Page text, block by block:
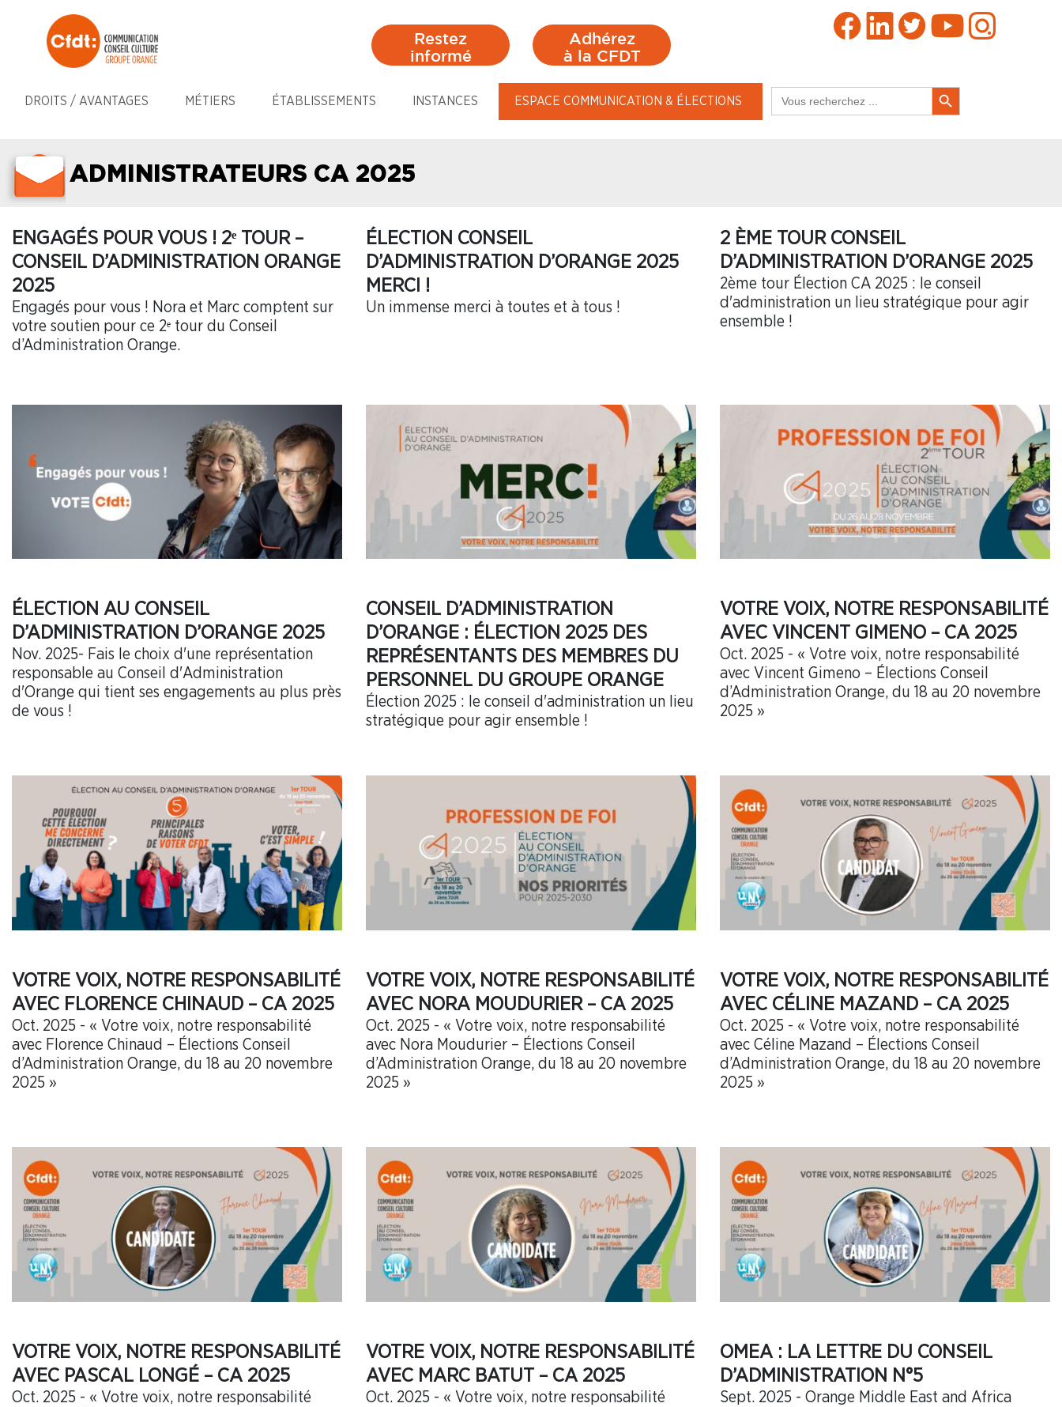
Restez
informé
Adhérez
à la CFDT
DROITS / AVANTAGES MÉTIERS ÉTABLISSEMENTS INSTANCES ESPACE COMMUNICATION & ÉLECTIONS
for:
Search Button
ADMINISTRATEURS CA 2025
ENGAGÉS POUR VOUS ! 2ᵉ TOUR –
CONSEIL D’ADMINISTRATION ORANGE
2025
Engagés pour vous ! Nora et Marc comptent sur
votre soutien pour ce 2ᵉ tour du Conseil
d’Administration Orange.
ÉLECTION CONSEIL
D’ADMINISTRATION D’ORANGE 2025
MERCI !
Un immense merci à toutes et à tous !
2 ÈME TOUR CONSEIL
D’ADMINISTRATION D’ORANGE 2025
2ème tour Élection CA 2025 : le conseil
d'administration un lieu stratégique pour agir
ensemble !
ÉLECTION AU CONSEIL
D’ADMINISTRATION D’ORANGE 2025
Nov. 2025- Fais le choix d'une représentation
responsable au Conseil d'Administration
d'Orange qui tient ses engagements au plus près
de vous !
CONSEIL D’ADMINISTRATION
D’ORANGE : ÉLECTION 2025 DES
REPRÉSENTANTS DES MEMBRES DU
PERSONNEL DU GROUPE ORANGE
Élection 2025 : le conseil d'administration un lieu
stratégique pour agir ensemble !
VOTRE VOIX, NOTRE RESPONSABILITÉ
AVEC VINCENT GIMENO – CA 2025
Oct. 2025 - « Votre voix, notre responsabilité
avec Vincent Gimeno – Élections Conseil
d’Administration Orange, du 18 au 20 novembre
2025 »
VOTRE VOIX, NOTRE RESPONSABILITÉ
AVEC FLORENCE CHINAUD – CA 2025
Oct. 2025 - « Votre voix, notre responsabilité
avec Florence Chinaud – Élections Conseil
d’Administration Orange, du 18 au 20 novembre
2025 »
VOTRE VOIX, NOTRE RESPONSABILITÉ
AVEC NORA MOUDURIER – CA 2025
Oct. 2025 - « Votre voix, notre responsabilité
avec Nora Moudurier – Élections Conseil
d’Administration Orange, du 18 au 20 novembre
2025 »
VOTRE VOIX, NOTRE RESPONSABILITÉ
AVEC CÉLINE MAZAND – CA 2025
Oct. 2025 - « Votre voix, notre responsabilité
avec Céline Mazand – Élections Conseil
d’Administration Orange, du 18 au 20 novembre
2025 »
VOTRE VOIX, NOTRE RESPONSABILITÉ
AVEC PASCAL LONGÉ – CA 2025
Oct. 2025 - « Votre voix, notre responsabilité
VOTRE VOIX, NOTRE RESPONSABILITÉ
AVEC MARC BATUT – CA 2025
Oct. 2025 - « Votre voix, notre responsabilité
OMEA : LA LETTRE DU CONSEIL
D’ADMINISTRATION N°5
Sept. 2025 - Orange Middle East and Africa